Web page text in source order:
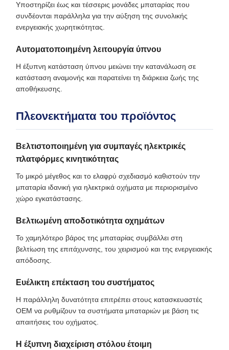
Υποστηρίζει έως και τέσσερις μονάδες μπαταρίας που
συνδέονται παράλληλα για την αύξηση της συνολικής
ενεργειακής χωρητικότητας.
Αυτοματοποιημένη λειτουργία ύπνου
Η έξυπνη κατάσταση ύπνου μειώνει την κατανάλωση σε
κατάσταση αναμονής και παρατείνει τη διάρκεια ζωής της
αποθήκευσης.
Πλεονεκτήματα του προϊόντος
Βελτιστοποιημένη για συμπαγές ηλεκτρικές
πλατφόρμες κινητικότητας
Το μικρό μέγεθος και το ελαφρύ σχεδιασμό καθιστούν την
μπαταρία ιδανική για ηλεκτρικά οχήματα με περιορισμένο
χώρο εγκατάστασης.
Βελτιωμένη αποδοτικότητα οχημάτων
Το χαμηλότερο βάρος της μπαταρίας συμβάλλει στη
βελτίωση της επιτάχυνσης, του χειρισμού και της ενεργειακής
απόδοσης.
Ευέλικτη επέκταση του συστήματος
Η παράλληλη δυνατότητα επιτρέπει στους κατασκευαστές
OEM να ρυθμίζουν τα συστήματα μπαταριών με βάση τις
απαιτήσεις του οχήματος.
Η έξυπνη διαχείριση στόλου έτοιμη